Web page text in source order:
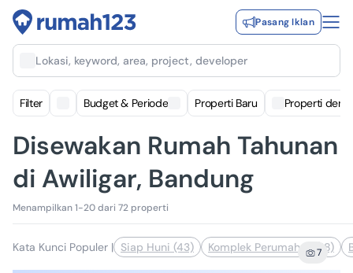
Pasang Iklan
Lokasi, keyword, area, project, developer
Filter Budget & Periode Properti Baru Properti
Disewakan Rumah Tahunan
di Awiligar, Bandung
Menampilkan 1-20 dari 72 properti
Kata Kunci Populer | Siap Huni (43) Komplek Perumahan (18)
7